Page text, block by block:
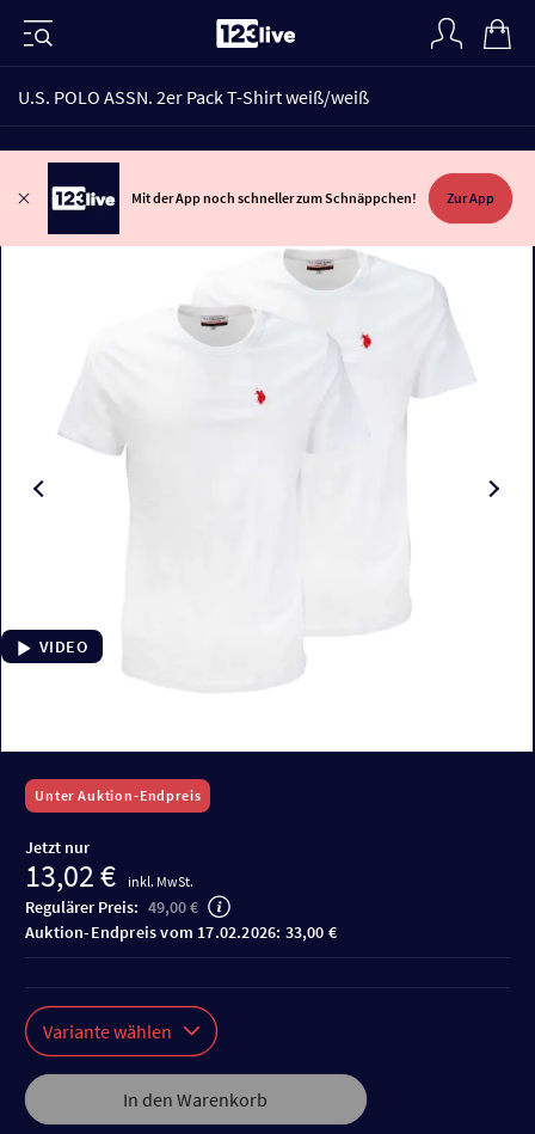
U.S. POLO ASSN. 2er Pack T-Shirt weiß/weiß
Mit der App noch schneller zum Schnäppchen! Zur App
VIDEO
Unter Auktion-Endpreis
Jetzt nur
13,02 € inkl. MwSt.
Regulärer Preis: 49,00 €
Auktion-Endpreis vom 17.02.2026: 33,00 €
Variante wählen
In den Warenkorb